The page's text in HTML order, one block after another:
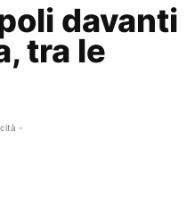
davanti
tra le
-